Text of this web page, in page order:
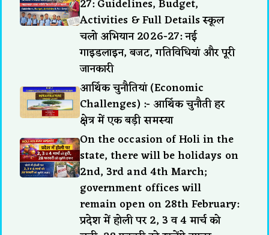
27: Guidelines, Budget,
Activities & Full Details स्कूल
चलो अभियान 2026-27: नई
गाइडलाइन, बजट, गतिविधियां और पूरी
जानकारी
आर्थिक चुनौतियां (Economic
Challenges) :- आर्थिक चुनौती हर
क्षेत्र में एक बड़ी समस्या
On the occasion of Holi in the
state, there will be holidays on
2nd, 3rd and 4th March;
government offices will
remain open on 28th February:
प्रदेश में होली पर 2, 3 व 4 मार्च को